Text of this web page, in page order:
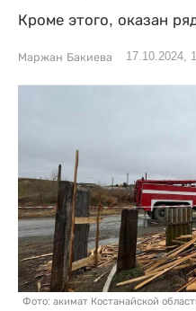
Кроме этого, оказан
Маржан Бакиева 17.10.2024,
Фото: акимат Костанайской